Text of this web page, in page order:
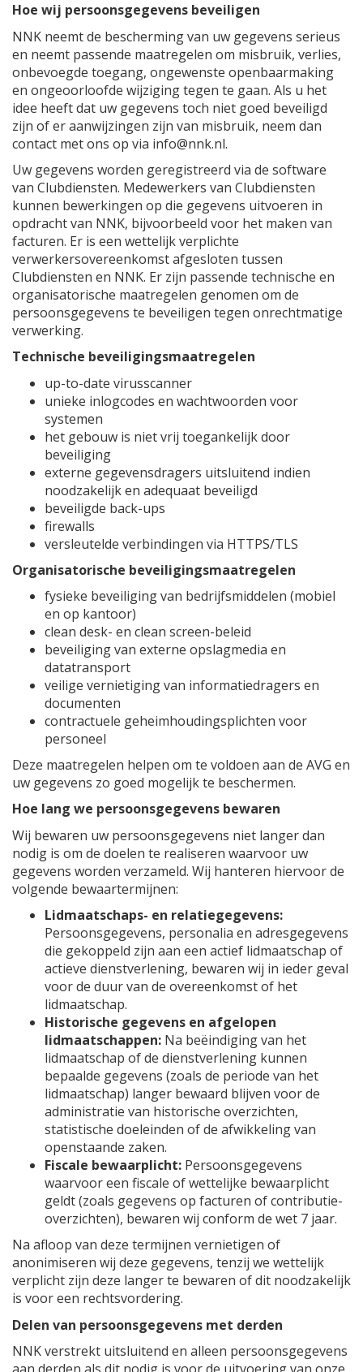
Hoe wij persoonsgegevens beveiligen
NNK neemt de bescherming van uw gegevens serieus
en neemt passende maatregelen om misbruik, verlies,
onbevoegde toegang, ongewenste openbaarmaking
en ongeoorloofde wijziging tegen te gaan. Als u het
idee heeft dat uw gegevens toch niet goed beveiligd
zijn of er aanwijzingen zijn van misbruik, neem dan
contact met ons op via info@nnk.nl.
Uw gegevens worden geregistreerd via de software
van Clubdiensten. Medewerkers van Clubdiensten
kunnen bewerkingen op die gegevens uitvoeren in
opdracht van NNK, bijvoorbeeld voor het maken van
facturen. Er is een wettelijk verplichte
verwerkersovereenkomst afgesloten tussen
Clubdiensten en NNK. Er zijn passende technische en
organisatorische maatregelen genomen om de
persoonsgegevens te beveiligen tegen onrechtmatige
verwerking.
Technische beveiligingsmaatregelen
up-to-date virusscanner
unieke inlogcodes en wachtwoorden voor
systemen
het gebouw is niet vrij toegankelijk door
beveiliging
externe gegevensdragers uitsluitend indien
noodzakelijk en adequaat beveiligd
beveiligde back-ups
firewalls
versleutelde verbindingen via HTTPS/TLS
Organisatorische beveiligingsmaatregelen
fysieke beveiliging van bedrijfsmiddelen (mobiel
en op kantoor)
clean desk- en clean screen-beleid
beveiliging van externe opslagmedia en
datatransport
veilige vernietiging van informatiedragers en
documenten
contractuele geheimhoudingsplichten voor
personeel
Deze maatregelen helpen om te voldoen aan de AVG en
uw gegevens zo goed mogelijk te beschermen.
Hoe lang we persoonsgegevens bewaren
Wij bewaren uw persoonsgegevens niet langer dan
nodig is om de doelen te realiseren waarvoor uw
gegevens worden verzameld. Wij hanteren hiervoor de
volgende bewaartermijnen:
Lidmaatschaps- en relatiegegevens:
Persoonsgegevens, personalia en adresgegevens
die gekoppeld zijn aan een actief lidmaatschap of
actieve dienstverlening, bewaren wij in ieder geval
voor de duur van de overeenkomst of het
lidmaatschap.
Historische gegevens en afgelopen
lidmaatschappen: Na beëindiging van het
lidmaatschap of de dienstverlening kunnen
bepaalde gegevens (zoals de periode van het
lidmaatschap) langer bewaard blijven voor de
administratie van historische overzichten,
statistische doeleinden of de afwikkeling van
openstaande zaken.
Fiscale bewaarplicht: Persoonsgegevens
waarvoor een fiscale of wettelijke bewaarplicht
geldt (zoals gegevens op facturen of contributie-
overzichten), bewaren wij conform de wet 7 jaar.
Na afloop van deze termijnen vernietigen of
anonimiseren wij deze gegevens, tenzij we wettelijk
verplicht zijn deze langer te bewaren of dit noodzakelijk
is voor een rechtsvordering.
Delen van persoonsgegevens met derden
NNK verstrekt uitsluitend en alleen persoonsgegevens